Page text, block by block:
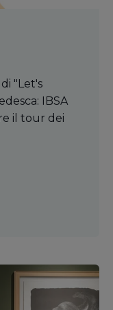
"Let's
IBSA
il tour dei